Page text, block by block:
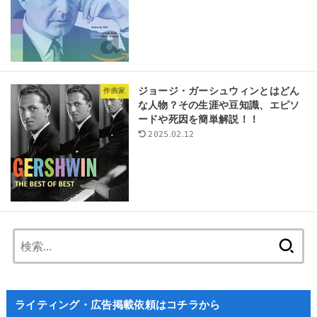
作曲家
ジョージ・ガーシュウィンとはどん
な人物？その生涯や豆知識、エピソ
ードや死因を簡単解説！！
2025.02.12
ライティング・広告掲載依頼はコチラから